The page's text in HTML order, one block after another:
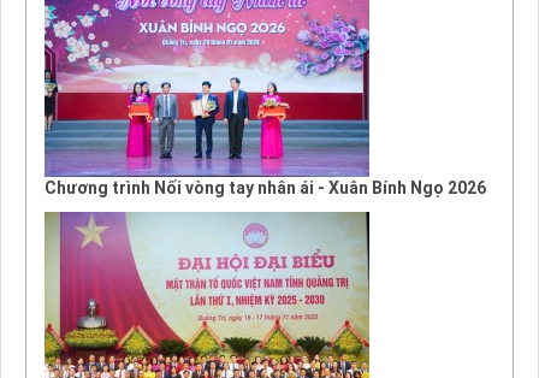
Chương trình Nối vòng tay nhân ái - Xuân Bính Ngọ 2026